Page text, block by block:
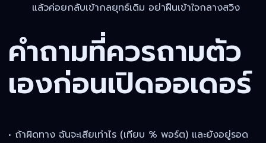
แล้วค่อยกลับเข้ากลยุทธ์เดิม อย่าฝืนเข้าใจกลางสวิง
คำถามที่ควรถามตัว
เองก่อนเปิดออเดอร์
• ถ้าผิดทาง ฉันจะเสียเท่าไร (เทียบ % พอร์ต) และยังอยู่รอด